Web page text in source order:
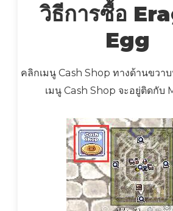
วิธีการซื้อ
Egg
คลิกเมนู Cash Shop ทางด้านขวา
เมนู Cash Shop จะอยู่ติดกับ